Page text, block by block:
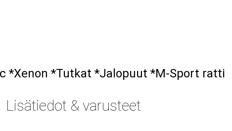
*Xenon *Tutkat *Jalopuut *M-Sport ratti
Lisätiedot & varusteet